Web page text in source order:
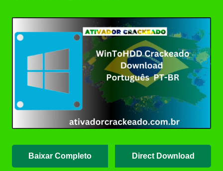
Ashampoo UnInstaller Download
Crackeado + Chave de Licença |
Ativador Crackeado
XD-AntiSpy 4.13.0 Crackeado
Download Português PT-BR
Ativador Windows 7 Download
Grátis: Windows Loader & Re-
Loader | Ativador Crackeado
Baixar Completo Direct Download